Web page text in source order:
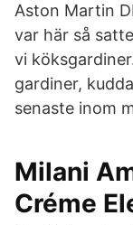
Aston Martin
var här så
vi
gardiner,
senaste inom
Milani
Créme